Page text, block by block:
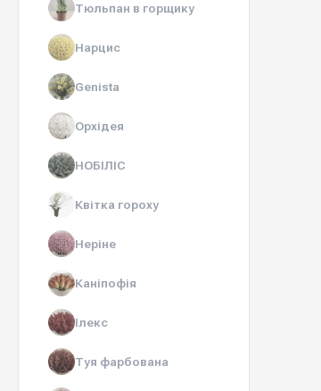
Тюльпан в горщику
Нарцис
Genista
Орхідея
НОБІЛІС
Квітка гороху
Неріне
Каніпофія
Ілекс
Туя фарбована